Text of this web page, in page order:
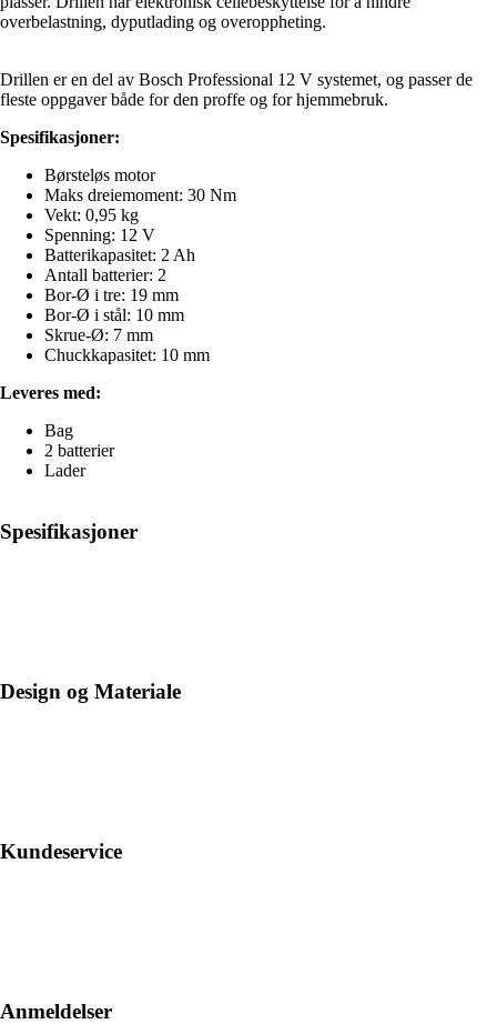
overbelastning, dyputlading og overoppheting.
Drillen er en del av Bosch Professional 12 V systemet, og passer de
fleste oppgaver både for den proffe og for hjemmebruk.
Spesifikasjoner:
Børsteløs motor
Maks dreiemoment: 30 Nm
Vekt: 0,95 kg
Spenning: 12 V
Batterikapasitet: 2 Ah
Antall batterier: 2
Bor-Ø i tre: 19 mm
Bor-Ø i stål: 10 mm
Skrue-Ø: 7 mm
Chuckkapasitet: 10 mm
Leveres med:
Bag
2 batterier
Lader
Spesifikasjoner
Design og Materiale
Kundeservice
Anmeldelser